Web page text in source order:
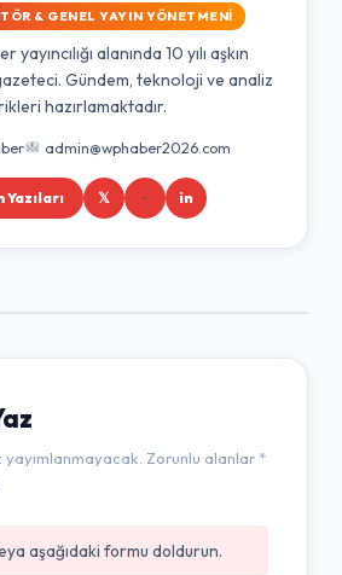
& GENEL YAYIN YÖNETMENI
alanında 10 yılı aşkın
Gündem, teknoloji ve analiz
hazırlamaktadır.
admin@wphaber2026.com
Yazıları 𝕏 in
Zorunlu alanlar *
aşağıdaki formu doldurun.